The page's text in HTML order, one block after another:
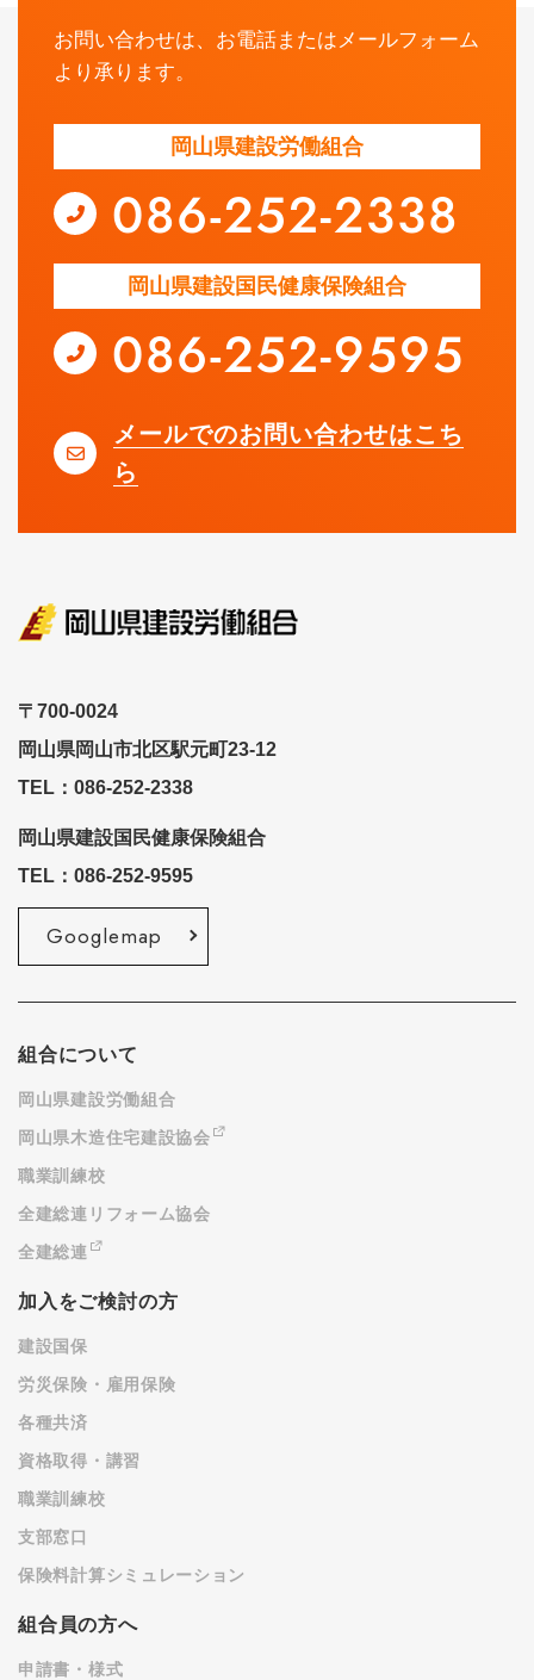
お問い合わせは、お電話またはメールフォーム
より承ります。
岡山県建設労働組合
岡山県建設国民健康保険組合
メールでのお問い合わせはこち
ら
〒700-0024
岡山県岡山市北区駅元町23-12
TEL：086-252-2338
岡山県建設国民健康保険組合
TEL：086-252-9595
Googlemap
組合について
岡山県建設労働組合
岡山県木造住宅建設協会
職業訓練校
全建総連リフォーム協会
全建総連
加入をご検討の方
建設国保
労災保険・雇用保険
各種共済
資格取得・講習
職業訓練校
支部窓口
保険料計算シミュレーション
組合員の方へ
申請書・様式